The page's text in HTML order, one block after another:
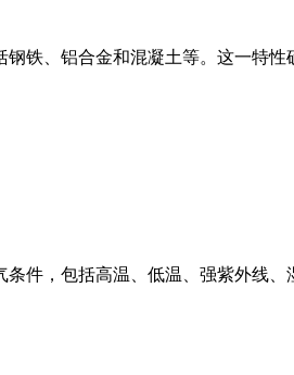
、铝合金和混凝土等。这一特性
，包括高温、低温、强紫外线、